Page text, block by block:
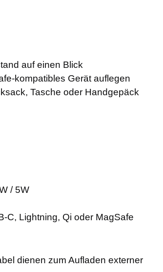
auf einen Blick
kompatibles Gerät auflegen
Tasche oder Handgepäck
/ 5W
C, Lightning, Qi oder MagSafe
dienen zum Aufladen externer